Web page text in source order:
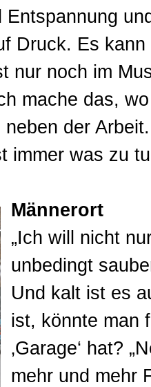
Druck. Es
nur noch im
mache das,
der
immer was zu
Männerort
„Ich will nicht
unbedingt
Und kalt ist es
ist, könnte man
‚Garage‘ hat?
mehr und mehr